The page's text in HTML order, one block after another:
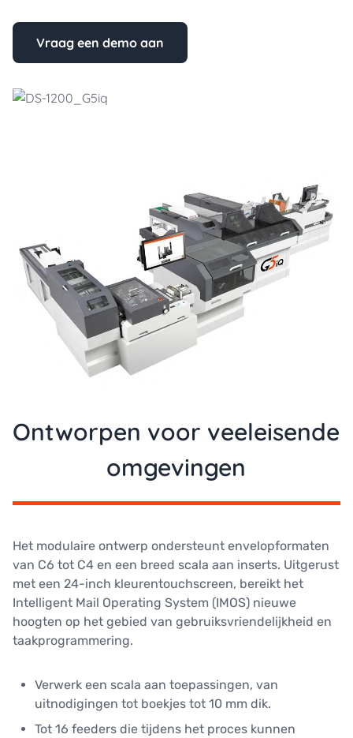
Vraag een demo aan
Ontworpen voor veeleisende
omgevingen
Het modulaire ontwerp ondersteunt envelopformaten
van C6 tot C4 en een breed scala aan inserts. Uitgerust
met een 24-inch kleurentouchscreen, bereikt het
Intelligent Mail Operating System (IMOS) nieuwe
hoogten op het gebied van gebruiksvriendelijkheid en
taakprogrammering.
Verwerk een scala aan toepassingen, van
uitnodigingen tot boekjes tot 10 mm dik.
Tot 16 feeders die tijdens het proces kunnen